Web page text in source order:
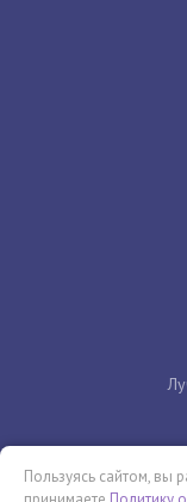
Пользуясь сайтом, вы